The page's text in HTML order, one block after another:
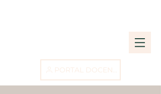
PORTAL DOCENTE